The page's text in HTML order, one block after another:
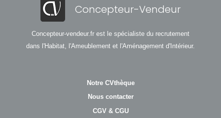
Concepteur-Vendeur
Concepteur-vendeur.fr est le spécialiste du recrutement
dans l'Habitat, l'Ameublement et l'Aménagement d'Intérieur.
Notre CVthèque
Nous contacter
CGV & CGU